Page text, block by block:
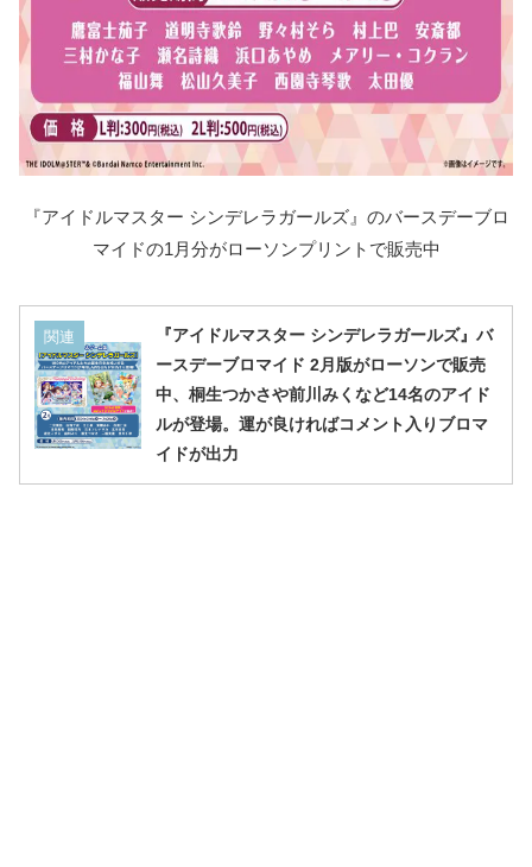
『アイドルマスター シンデレラガールズ』のバースデーブロ
マイドの1月分がローソンプリントで販売中
関連
『アイドルマスター シンデレラガールズ』バ
ースデーブロマイド 2月版がローソンで販売
中、桐生つかさや前川みくなど14名のアイド
ルが登場。運が良ければコメント入りブロマ
イドが出力